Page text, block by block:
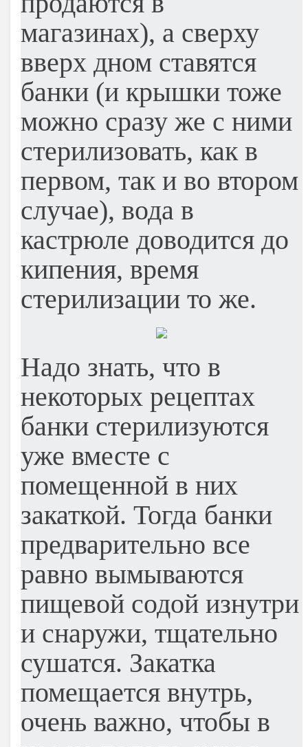
магазинах), а сверху
вверх дном ставятся
банки (и крышки тоже
можно сразу же с ними
стерилизовать, как в
первом, так и во втором
случае), вода в
кастрюле доводится до
кипения, время
стерилизации то же.
Надо знать, что в
некоторых рецептах
банки стерилизуются
уже вместе с
помещенной в них
закаткой. Тогда банки
предварительно все
равно вымываются
пищевой содой изнутри
и снаружи, тщательно
сушатся. Закатка
помещается внутрь,
очень важно, чтобы в